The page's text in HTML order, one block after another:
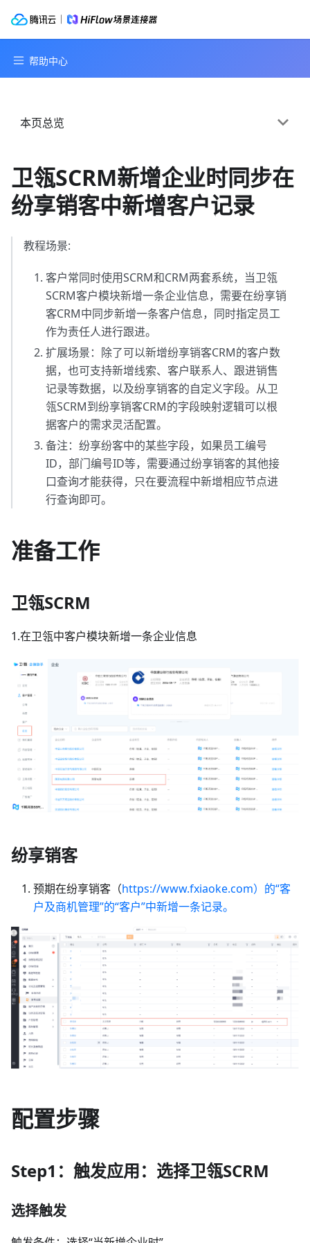
本页总览
卫瓴SCRM新增企业时同步在
纷享销客中新增客户记录
教程场景:
客户常同时使用SCRM和CRM两套系统，当卫瓴
SCRM客户模块新增一条企业信息，需要在纷享销
客CRM中同步新增一条客户信息，同时指定员工
作为责任人进行跟进。
扩展场景：除了可以新增纷享销客CRM的客户数
据，也可支持新增线索、客户联系人、跟进销售
记录等数据，以及纷享销客的自定义字段。从卫
瓴SCRM到纷享销客CRM的字段映射逻辑可以根
据客户的需求灵活配置。
备注：纷享纷客中的某些字段，如果员工编号
ID，部门编号ID等，需要通过纷享销客的其他接
口查询才能获得，只在要流程中新增相应节点进
行查询即可。
准备工作
卫瓴SCRM
1.在卫瓴中客户模块新增一条企业信息
纷享销客
预期在纷享销客（https://www.fxiaoke.com）的“客
户及商机管理”的“客户”中新增一条记录。
配置步骤
Step1：触发应用：选择卫瓴SCRM
选择触发